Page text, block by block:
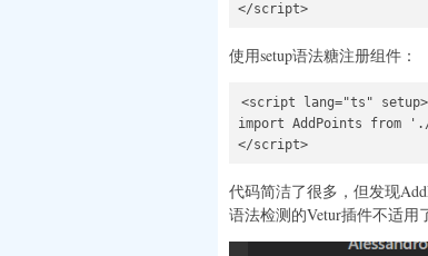
</script>
使用setup语法糖注册组件：
<script lang="ts" setup>
import AddPoints from
代码简洁了很多，但发现
语法检测的Vetur插件不适用